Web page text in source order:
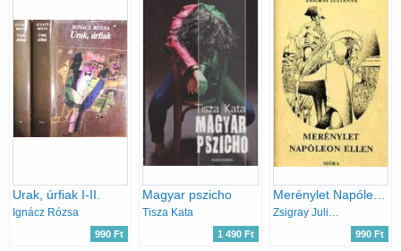
Urak, úrfiak I-II.
Ignácz Rózsa
990 Ft
Magyar pszicho
Tisza Kata
1 490 Ft
Merénylet Napóleon ellen
Zsigray Julianna
990 Ft